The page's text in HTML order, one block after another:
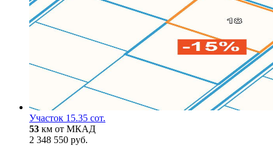
Участок 15.35 сот.
53 км от МКАД
2 348 550 руб.